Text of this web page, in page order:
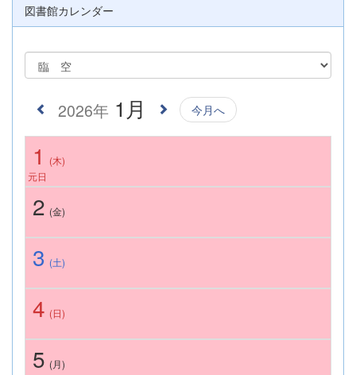
図書館カレンダー
2026年 1月 今月へ
1
(木)
元日
2 (金)
3 (土)
4 (日)
5 (月)